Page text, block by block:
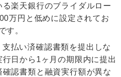
楽天銀行のブライダルロー
万円と低めに設定されてお
す。
払い済確認書類を提出しな
日から1ヶ月の期限内に提出
認書類と融資実行額が異な